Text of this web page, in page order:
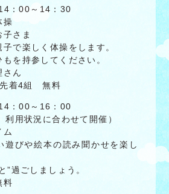
：00～14：30
操
さま
で楽しく体操をします。
を持参してください。
ん
着4組 無料
：00～16：00
利用状況に合わせて開催）
ム
遊びや絵本の読み聞かせを楽し
”過ごしましょう。
料